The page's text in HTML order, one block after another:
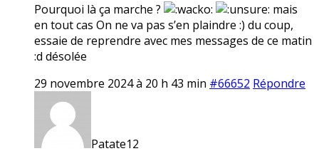
Pourquoi là ça marche ?
mais
en tout cas On ne va pas s’en plaindre :) du coup,
essaie de reprendre avec mes messages de ce matin
:d désolée
29 novembre 2024 à 20 h 43 min #66652 Répondre
Patate12